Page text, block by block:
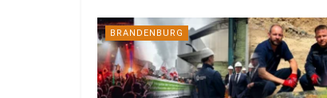
BRANDENBURG